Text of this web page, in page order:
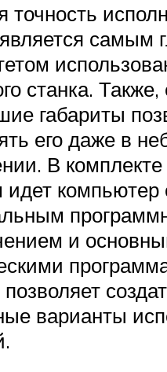
точность
самым
станка. Также,
габариты
его даже в
В комплекте
идет компьютер
и
позволяет
варианты